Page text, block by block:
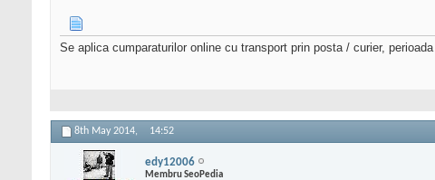
Se aplica cumparaturilor online cu transport prin posta / curier,
8th May 2014, 14:52
edy12006
Membru SeoPedia